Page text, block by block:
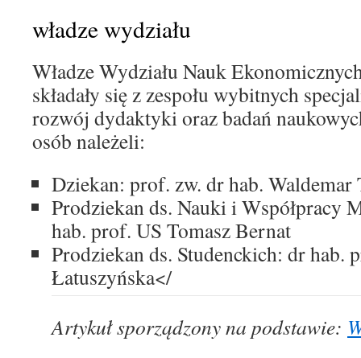
władze wydziału
Władze Wydziału Nauk
składały się z zespołu wybitnych
rozwój dydaktyki oraz badań
osób należeli:
Dziekan: prof. zw. dr hab. Waldemar
Prodziekan ds. Nauki i Współpracy
hab. prof. US Tomasz Bernat
Prodziekan ds. Studenckich: dr hab.
Łatuszyńska</
Artykuł sporządzony na podstawie: